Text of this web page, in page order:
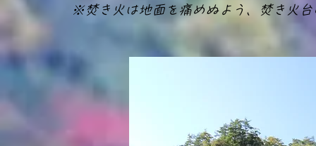
​※焚き火は地面を痛めぬよう、焚き火